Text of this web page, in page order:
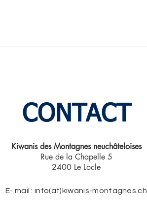
CONTACT
Kiwanis des Montagnes neuchâteloises​
Rue de la Chapelle 5
2400 Le Locle
E- mail : info(at)kiwanis-montagnes.ch